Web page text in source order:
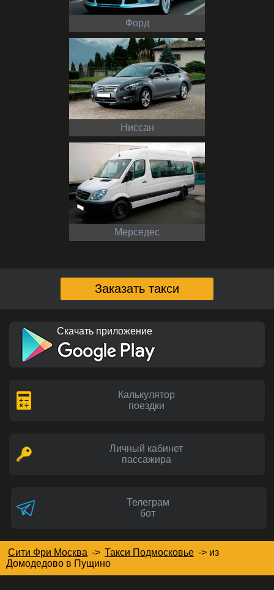
Форд
Ниссан
Мерседес
Заказать такси
Скачать приложение
Калькулятор
поездки
Личный кабинет
пассажира
Телеграм
бот
Сити Фри Москва -> Такси Подмосковье -> из
Домодедово в Пущино